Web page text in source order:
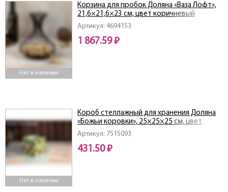
Нет в наличии
Артикул: 4694153
Корзина для пробок Доляна «Ваза Лофт»,
21,6×21,6×23 см, цвет коричневый
1 867.59 ₽
Нет в наличии
Артикул: 7515093
Короб стеллажный для хранения Доляна
«Божьи коровки», 25×25×25 см, цвет
зелёный
431.50 ₽